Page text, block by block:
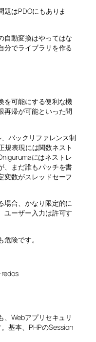
題はPDOにもありま
自動変換はやってはな
分でライブラリを作る
を可能にする便利な機
再帰が可能といった問
バックリファレンス制
規表現には関数ネスト
にはネストレ
、まだ誰もパッチを書
変数がスレッドセーフ
場合、かなり限定的に
ユーザー入力は許可す
険です。
、Webアプリセキュリ
基本、PHPのSession